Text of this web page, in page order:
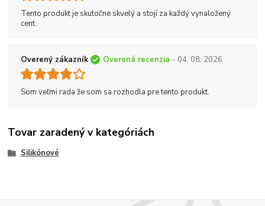
Tento produkt je skutočne skvelý a stojí za každý vynaložený
cent.
Overený zákazník Overená recenzia - 04. 08. 2026
Som veľmi rada že som sa rozhodla pre tento produkt.
Tovar zaradený v kategóriách
Silikónové